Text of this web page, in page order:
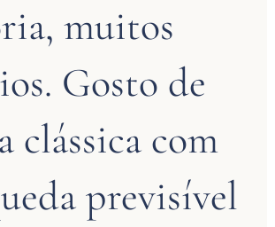
muitos
Gosto de
clássica com
previsível